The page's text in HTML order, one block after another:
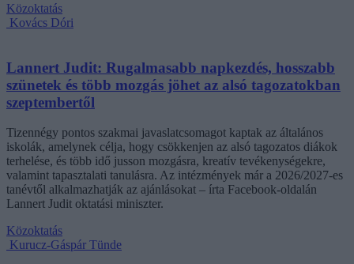
Közoktatás
Kovács Dóri
Lannert Judit: Rugalmasabb napkezdés, hosszabb
szünetek és több mozgás jöhet az alsó tagozatokban
szeptembertől
Tizennégy pontos szakmai javaslatcsomagot kaptak az általános
iskolák, amelynek célja, hogy csökkenjen az alsó tagozatos diákok
terhelése, és több idő jusson mozgásra, kreatív tevékenységekre,
valamint tapasztalati tanulásra. Az intézmények már a 2026/2027-es
tanévtől alkalmazhatják az ajánlásokat – írta Facebook-oldalán
Lannert Judit oktatási miniszter.
Közoktatás
Kurucz-Gáspár Tünde